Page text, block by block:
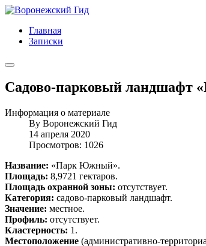
Главная
Записки
Садово-парковый
Информация о материале
By Воронежский Гид
14 апреля 2020
Просмотров: 1026
Название: «Парк Южный».
Площадь: 8,9721 гектаров.
Площадь охранной зоны: отсутствует.
Категория: садово-парковый ландшафт.
Значение: местное.
Профиль: отсутствует.
Кластерность: 1.
Местоположение (административно-